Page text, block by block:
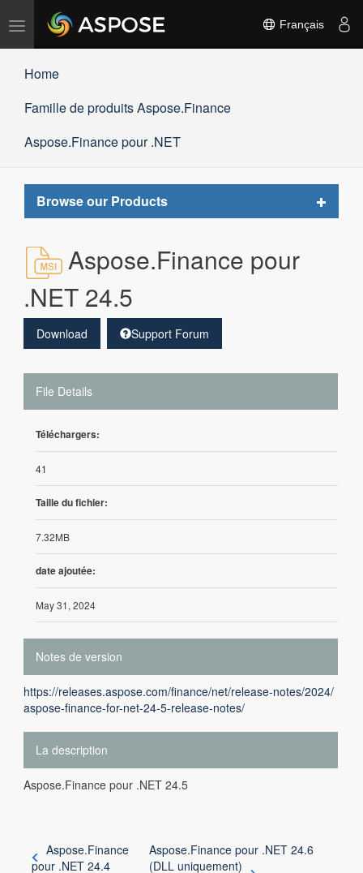
Basculer
Français
Home
Famille de produits Aspose.Finance
Aspose.Finance pour .NET
Browse our Products
Toggle
Aspose.Finance pour
.NET 24.5
Download Support Forum
File Details
Téléchargers:
41
Taille du fichier:
7.32MB
date ajoutée:
May 31, 2024
Notes de version
https://releases.aspose.com/finance/net/release-notes/2024/
aspose-finance-for-net-24-5-release-notes/
La description
Aspose.Finance pour .NET 24.5
Aspose.Finance
pour .NET 24.4
Aspose.Finance pour .NET 24.6
(DLL uniquement)